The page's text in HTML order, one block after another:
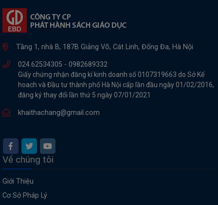
Tầng 1, nhà B, 187B Giảng Võ, Cát Linh, Đống Đa, Hà Nội
024.62534305 - 0982689332
Giấy chứng nhận đăng kí kinh doanh số 0107319663 do Sở Kế
hoach và Đầu tư thành phố Hà Nội cấp lần đầu ngày 01/02/2016,
đăng ký thay đổi lần thứ 5 ngày 07/01/2021
khaithachang@gmail.com
Về chúng tôi
Giới Thiệu
Cơ Sở Pháp Lý